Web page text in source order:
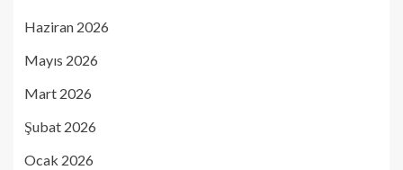
Haziran 2026
Mayıs 2026
Mart 2026
Şubat 2026
Ocak 2026